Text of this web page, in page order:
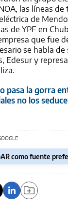
las líneas de
de
de YPF en
que fue
se habla
Edesur y
pasa la gorra
no los seduce
como fuente